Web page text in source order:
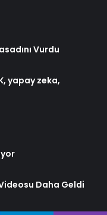
Vurdu
yapay zeka,
Daha Geldi